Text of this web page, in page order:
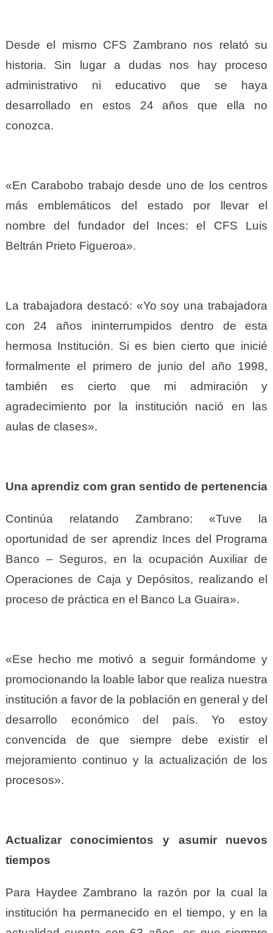
Desde el mismo CFS Zambrano nos relató su
historia. Sin lugar a dudas nos hay proceso
administrativo ni educativo que se haya
desarrollado en estos 24 años que ella no
conozca.
«En Carabobo trabajo desde uno de los centros
más emblemáticos del estado por llevar el
nombre del fundador del Inces: el CFS Luis
Beltrán Prieto Figueroa».
La trabajadora destacó: «Yo soy una trabajadora
con 24 años ininterrumpidos dentro de esta
hermosa Institución. Si es bien cierto que inicié
formalmente el primero de junio del año 1998,
también es cierto que mi admiración y
agradecimiento por la institución nació en las
aulas de clases».
Una aprendiz com gran sentido de pertenencia
Continúa relatando Zambrano: «Tuve la
oportunidad de ser aprendiz Inces del Programa
Banco – Seguros, en la ocupación Auxiliar de
Operaciones de Caja y Depósitos, realizando el
proceso de práctica en el Banco La Guaira».
«Ese hecho me motivó a seguir formándome y
promocionando la loable labor que realiza nuestra
institución a favor de la población en general y del
desarrollo económico del país. Yo estoy
convencida de que siempre debe existir el
mejoramiento continuo y la actualización de los
procesos».
Actualizar conocimientos y asumir nuevos
tiempos
Para Haydee Zambrano la razón por la cual la
institución ha permanecido en el tiempo, y en la